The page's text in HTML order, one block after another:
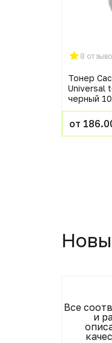
8
Тонер
Universal
черный
от
Все
и